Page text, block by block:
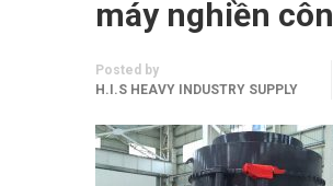
máy nghiền côn
Posted by
H.I.S HEAVY INDUSTRY SUPPLY